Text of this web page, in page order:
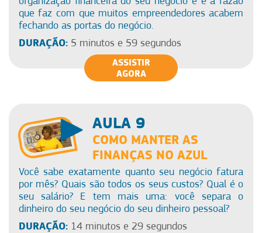
que faz com que muitos empreendedores acabem
fechando as portas do negócio.
DURAÇÃO:5 minutos e 59 segundos
ASSISTIR
AGORA
AULA 9
COMO MANTER AS
FINANÇAS NO AZUL
Você sabe exatamente quanto seu negócio fatura
por mês? Quais são todos os seus custos? Qual é o
seu salário? E tem mais uma: você separa o
dinheiro do seu negócio do seu dinheiro pessoal?
DURAÇÃO:14 minutos e 29 segundos